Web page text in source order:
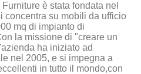
Furniture è stata fondata nel
concentra su mobili da ufficio
mq di impianto di
la missione di "creare un
ha iniziato ad
nel 2005, e si impegna a
in tutto il mondo,con